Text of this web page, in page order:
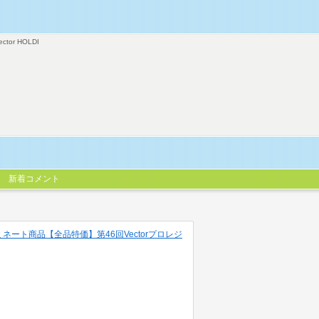
HOLDI
新着コメント